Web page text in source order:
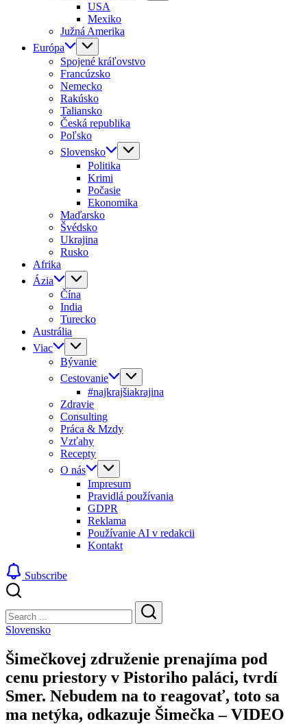
USA
Mexiko
Južná Amerika
Európa
Spojené kráľovstvo
Francúzsko
Nemecko
Rakúsko
Taliansko
Česká republika
Poľsko
Slovensko
Politika
Krimi
Počasie
Ekonomika
Maďarsko
Švédsko
Ukrajina
Rusko
Afrika
Ázia
Čína
India
Turecko
Austrália
Viac
Bývanie
Cestovanie
#najkrajšiakrajina
Zdravie
Consulting
Práca & Mzdy
Vzťahy
Recepty
O nás
Impresum
Pravidlá používania
GDPR
Reklama
Používanie AI v redakcii
Kontakt
Subscribe
Search
Search
Slovensko
Šimečkovej združenie prenajíma pod
cenu priestory v Pistoriho paláci, tvrdí
Smer. Nebudem na to reagovať, toto sa
ma netýka, odkazuje Šimečka – VIDEO